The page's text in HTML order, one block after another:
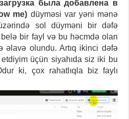
была добавлена в
me) düyməsi var yəni mənə
sol düyməni bir dəfə
belə bir fayl və bu həcmdə olan
əlavə olundu. Artıq ikinci dəfə
üçün siyahıda siz iki bu
ki, çox rahatlıqla biz faylı